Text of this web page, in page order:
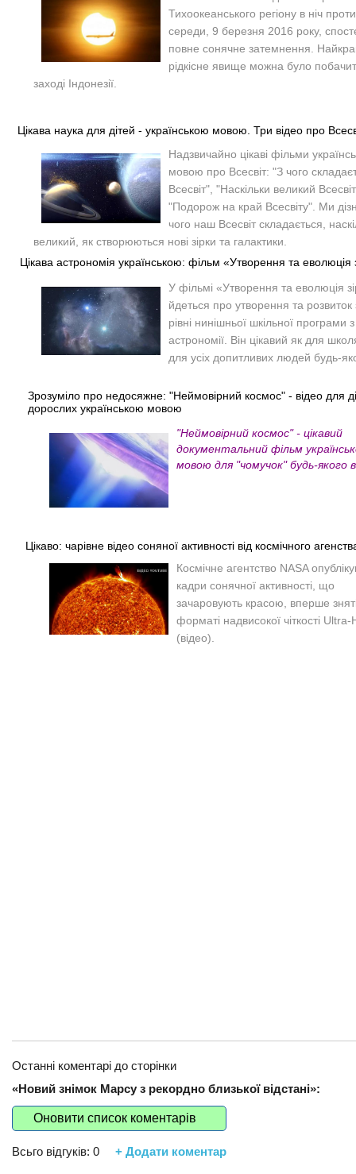
Тихоокеанського регіону в ніч проти
середи, 9 березня 2016 року,
повне сонячне затемнення.
рідкісне явище можна було
заході Індонезії.
Цікава наука для дітей - українською мовою. Три відео про
Надзвичайно цікаві фільми
мовою про Всесвіт: "З чого
Всесвіт", "Наскільки великий
"Подорож на край Всесвіту". Ми
чого наш Всесвіт складається,
великий, як створюються нові зірки та галактики.
Цікава астрономія українською: фільм «Утворення та еволюція
У фільмі «Утворення та еволюція
йдеться про утворення та розвиток
рівні нинішньої шкільної програми з
астрономії. Він цікавий як для
для усіх допитливих людей будь-
Зрозуміло про недосяжне: "Неймовірний космос" - відео для
дорослих українською мовою
"Неймовірний космос" - цікавий
документальний фільм
мовою для "чомучок" будь-якого
Цікаво: чарівне відео соняної активності від космічного
Космічне агентство NASA
кадри сонячної активності, що
зачаровують красою, вперше
форматі надвисокої чіткості Ultra-
(відео).
Останні коментарі до сторінки
«Новий знімок Марсу з рекордно близької відстані»:
Оновити список коментарів
Всьго відгуків: 0 + Додати коментар